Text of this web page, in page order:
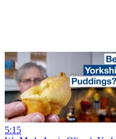
5:15